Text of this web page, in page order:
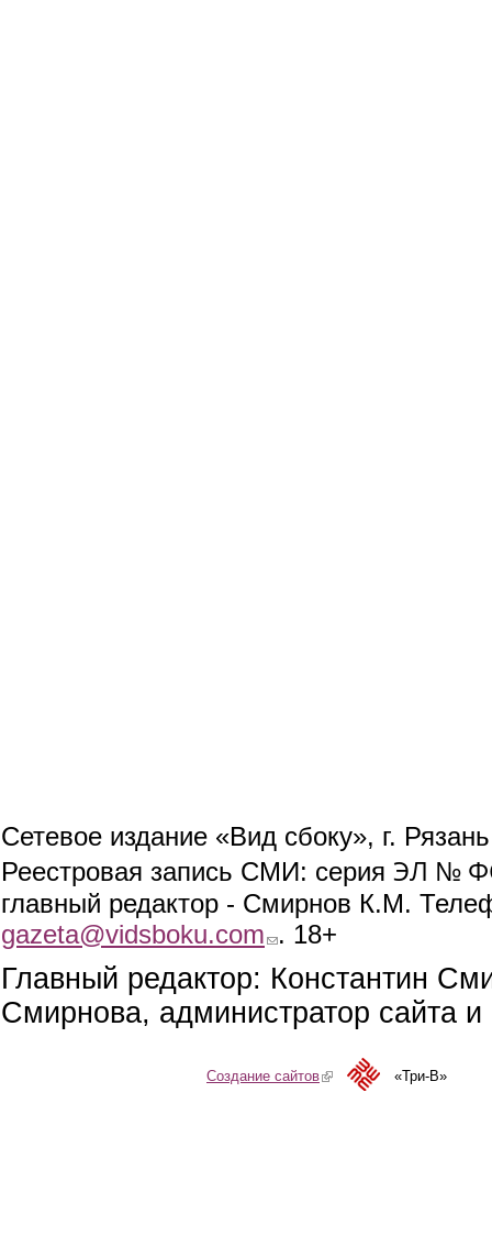
Сетевое издание «Вид сбоку», г.
Реестровая запись СМИ: серия ЭЛ №
главный редактор - Смирнов К.М.
gazeta@vidsboku.com (link sends e-mail)
. 18+
Главный редактор: Константин
Смирнова, администратор сайта
Создание сайтов(link is external)«Три-В»